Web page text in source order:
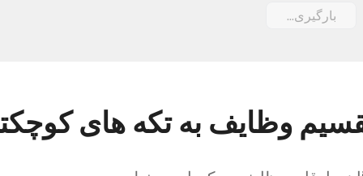
بارگیری...
وظایف به تکه های